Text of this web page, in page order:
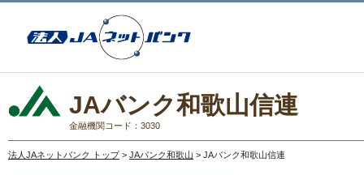
JAバンク和歌山信連
金融機関コード：3030
法人JAネットバンク トップ > JAバンク和歌山 > JAバンク和歌山信連